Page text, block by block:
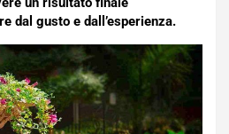
dal gusto e dall’esperienza.